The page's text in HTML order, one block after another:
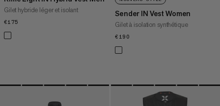
Gilet hybride léger et isolant
€175
Sender IN Vest Women
Gilet à isolation synthétique
€190